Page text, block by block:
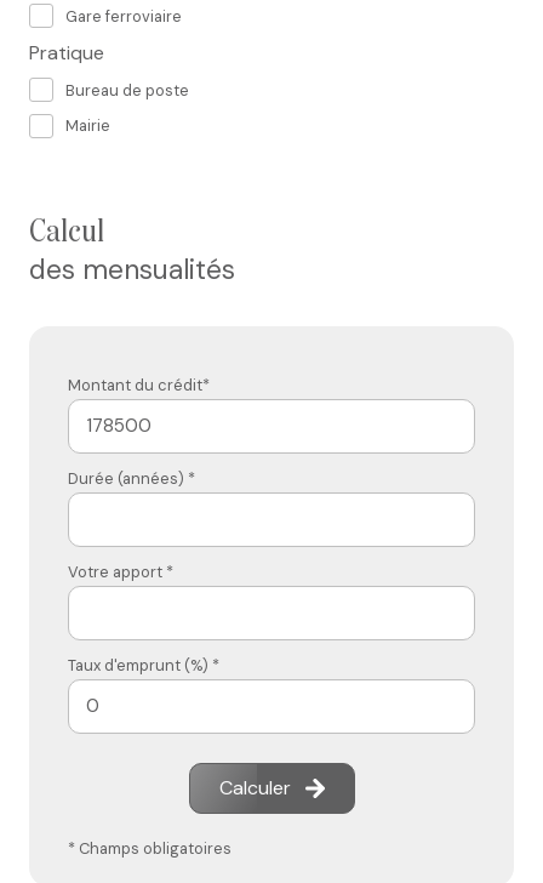
Gare ferroviaire
Pratique
Bureau de poste
Mairie
calcul
des mensualités
Montant du crédit*
Durée (années) *
Votre apport *
Taux d'emprunt (%) *
Calculer
* Champs obligatoires